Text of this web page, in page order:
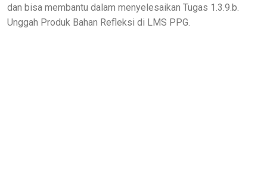
dan bisa membantu dalam menyelesaikan Tugas 1.3.9.b.
Unggah Produk Bahan Refleksi di LMS PPG.